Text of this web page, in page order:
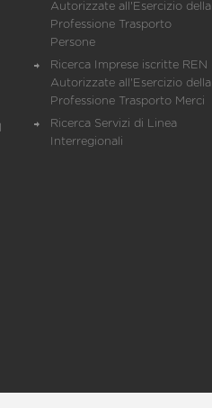
Autorizzate all'Esercizio della
Professione Trasporto
Persone
Ricerca Imprese iscritte REN
Autorizzate all'Esercizio della
Professione Trasporto Merci
Ricerca Servizi di Linea
Interregionali